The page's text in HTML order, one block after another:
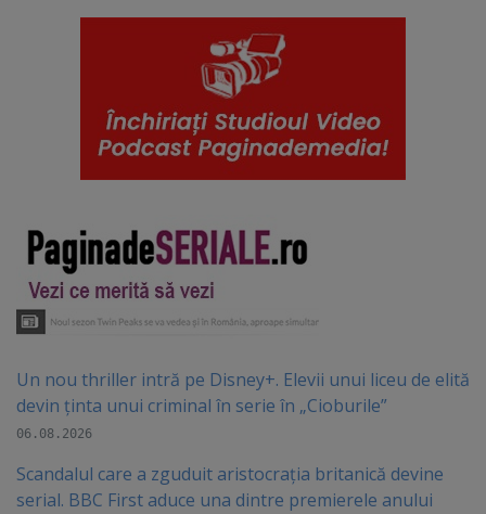
Un nou thriller intră pe Disney+. Elevii unui liceu de elită
devin ținta unui criminal în serie în „Cioburile”
06.08.2026
Scandalul care a zguduit aristocrația britanică devine
serial. BBC First aduce una dintre premierele anului